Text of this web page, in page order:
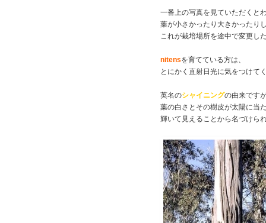
一番上の写真を見ていただくと
葉が小さかったり大きかったり
これが栽培場所を途中で変更し
nitensを育てている方は、
とにかく直射日光に気をつけて
英名のシャイニングの由来です
葉の白さとその樹皮が太陽に当
輝いて見えることから名づけら